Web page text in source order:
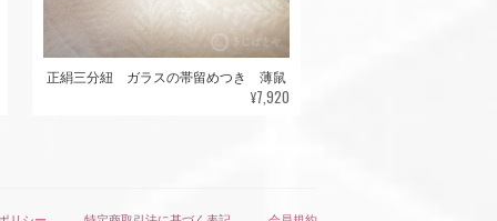
正絹三分紐 ガラスの帯留めつき 薄鼠
¥7,920